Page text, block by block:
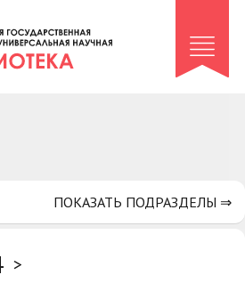
сельдерей»
архив»
>
ПОКАЗАТЬ ПОДРАЗДЕЛЫ ⇒